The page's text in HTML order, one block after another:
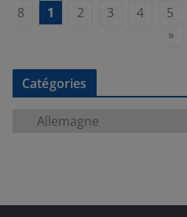
8
1 2 3 4 5
»
Catégories